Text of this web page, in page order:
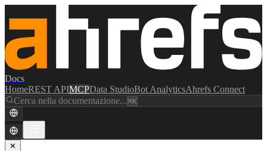
Docs
HomeREST APIMCPData StudioBot AnalyticsAhrefs Connect
Cerca nella documentazione...⌘K
✕